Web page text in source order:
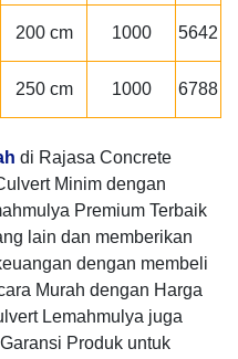
200 cm 1000 5642
250 cm 1000 6788
di Rajasa Concrete
Minim dengan
Premium Terbaik
lain dan memberikan
dengan membeli
Murah dengan Harga
Lemahmulya juga
Produk untuk